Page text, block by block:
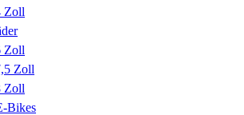
Zoll
Zoll
Zoll
Zoll
Bikes